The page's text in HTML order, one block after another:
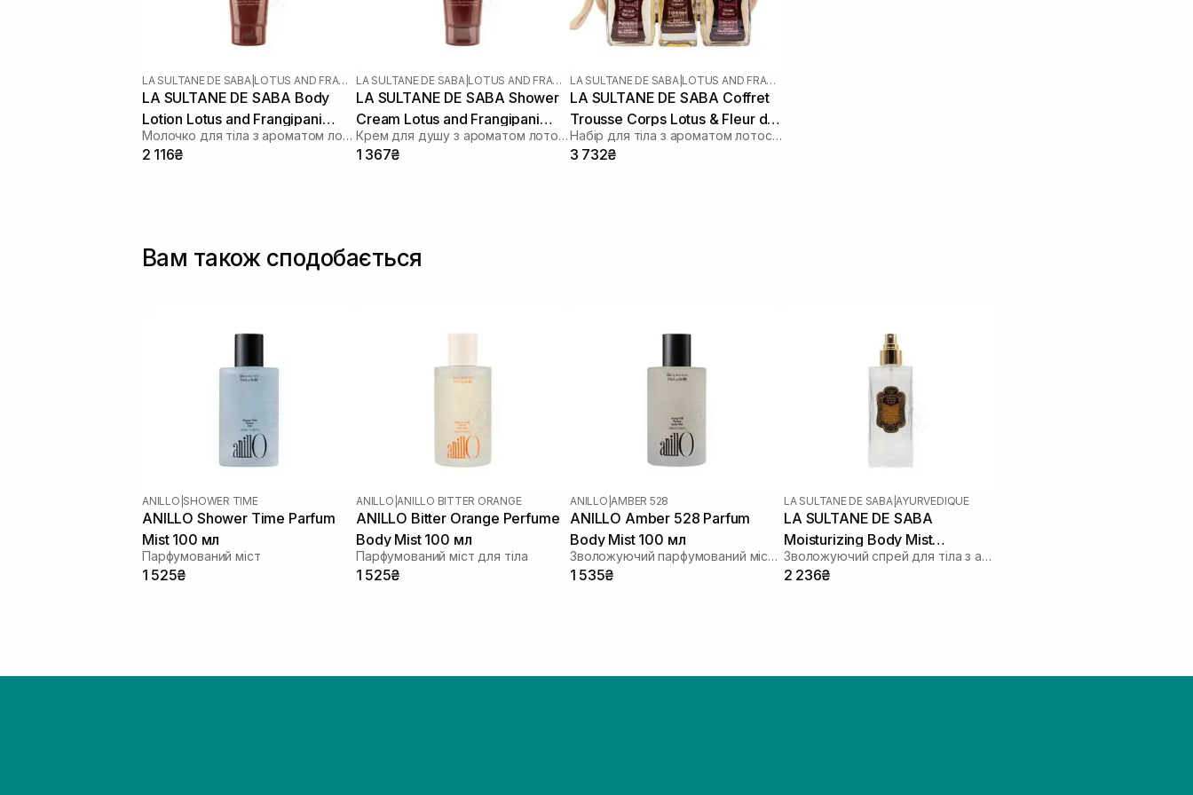
LA SULTANE DE SABA| LOTUS AND FRANGIPANI FLOWERS
LA SULTANE DE SABA Body
Lotion Lotus and Frangipani
Flowers 200 мл
Молочко для тіла з ароматом лотосу та франжипані
2 116₴
LA SULTANE DE SABA| LOTUS AND FRANGIPANI FLOWERS
LA SULTANE DE SABA Shower
Cream Lotus and Frangipani
Flowers 200 мл
Крем для душу з ароматом лотосу та франжипані
1 367₴
LA SULTANE DE SABA| LOTUS AND FRANGIPANI FLOWERS
LA SULTANE DE SABA Coffret
Trousse Corps Lotus & Fleur de
Frangipanier
Набір для тіла з ароматом лотосу та франжипані
3 732₴
Вам також сподобається
ANILLO SHOWER TIME
ANILLO Shower Time Parfum
Mist 100 мл
Парфумований міст
1 525₴
ANILLO ANILLO BITTER ORANGE
ANILLO Bitter Orange Perfume
Body Mist 100 мл
Парфумований міст для тіла
1 525₴
ANILLO AMBER 528
ANILLO Amber 528 Parfum
Body Mist 100 мл
Зволожуючий парфумований міст для тіла
1 535₴
LA SULTANE DE SABA AYURVEDIQUE
LA SULTANE DE SABA
Moisturizing Body Mist
Ayurvedique Ambre Vanille
Patchouli 200 мл
Зволожуючий спрей для тіла з ароматом амбри, ванілі та пачулі
2 236₴